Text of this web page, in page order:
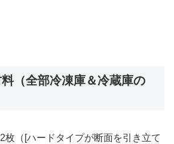
（全部冷凍庫＆冷蔵庫の
2枚（[ハードタイプが断面を引き立て